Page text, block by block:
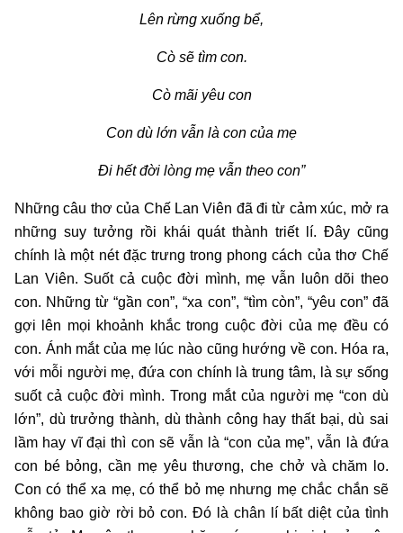
Lên rừng xuống bể,
Cò sẽ tìm con.
Cò mãi yêu con
Con dù lớn vẫn là con của mẹ
Đi hết đời lòng mẹ vẫn theo con”
Những câu thơ của Chế Lan Viên đã đi từ cảm xúc, mở ra
những suy tưởng rồi khái quát thành triết lí. Đây cũng
chính là một nét đặc trưng trong phong cách của thơ Chế
Lan Viên. Suốt cả cuộc đời mình, mẹ vẫn luôn dõi theo
con. Những từ “gần con”, “xa con”, “tìm còn”, “yêu con” đã
gợi lên mọi khoảnh khắc trong cuộc đời của mẹ đều có
con. Ánh mắt của mẹ lúc nào cũng hướng về con. Hóa ra,
với mỗi người mẹ, đứa con chính là trung tâm, là sự sống
suốt cả cuộc đời mình. Trong mắt của người mẹ “con dù
lớn”, dù trưởng thành, dù thành công hay thất bại, dù sai
lầm hay vĩ đại thì con sẽ vẫn là “con của mẹ”, vẫn là đứa
con bé bỏng, cần mẹ yêu thương, che chở và chăm lo.
Con có thể xa mẹ, có thể bỏ mẹ nhưng mẹ chắc chắn sẽ
không bao giờ rời bỏ con. Đó là chân lí bất diệt của tình